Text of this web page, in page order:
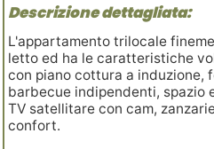
Descrizione dettagliata:
L'appartamento trilocale
letto ed ha le caratteristiche
con piano cottura a induzione,
barbecue indipendenti, spazio
TV satellitare con cam,
confort.